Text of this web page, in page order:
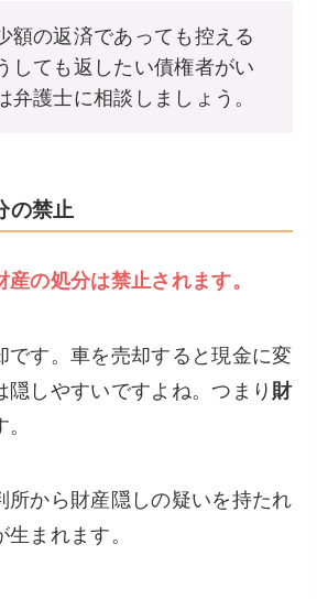
額の返済であっても控える
しても返したい債権者がい
弁護士に相談しましょう。
の禁止
産の処分は禁止されます。
です。車を売却すると現金に変
隠しやすいですよね。つまり 財
所から財産隠しの疑いを持たれ
まれます。